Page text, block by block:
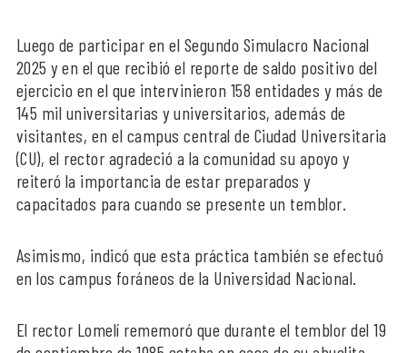
Luego de participar en el Segundo Simulacro Nacional
2025 y en el que recibió el reporte de saldo positivo del
ejercicio en el que intervinieron 158 entidades y más de
145 mil universitarias y universitarios, además de
visitantes, en el campus central de Ciudad Universitaria
(CU), el rector agradeció a la comunidad su apoyo y
reiteró la importancia de estar preparados y
capacitados para cuando se presente un temblor.
Asimismo, indicó que esta práctica también se efectuó
en los campus foráneos de la Universidad Nacional.
El rector Lomelí rememoró que durante el temblor del 19